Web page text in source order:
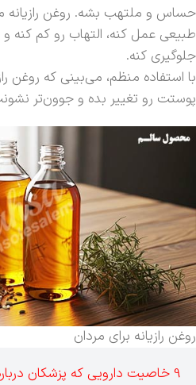
حساس و ملتهب بشه. روغن رازیانه
طبیعی عمل کنه، التهاب رو کم کنه
جلوگیری کنه.
با استفاده منظم، می‌بینی که روغن
پوستت رو تغییر بده و جوون‌تر
روغن رازیانه برای مردان
9 خاصیت دارویی که پزشکان درباره روغن رازیانه تایید کرده‌اند